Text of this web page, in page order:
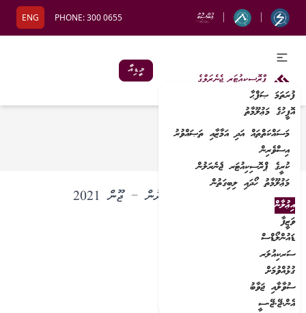
|
|
ENG PHONE:300 0655
ފުރަތަމަ ޞަފްޙާ
އޮފީހުގެ މަޢުލޫމާތު
މަސައްކަތްތައް އަދި އަމާޒާއި ތަޞައްވުރު
އިސްވެރިން
ކުރީގެ ޕްރޮސިކިއުޓަރ ޖެނެރަލުން
މަޢުލޫމާތު ހޯދައި ލިބިގަތުން
އިޢުލާން
ވަޒީފާ
ޑައުންލޯޑްސް
ސަރކިއުލަރ
ގުޅުއްވުމަށް
ސުވާލާއި ޖަވާބު
އެން.ޖޭ.ޖޭ.ސީ
މީޑިއާ
ފުރަތަމަ ޞަފްޙާ / އިޢުލާން
ޕްރޮކިއުމަންޓް މަޢުލޫމާތު ހާމަކުރުން – ޖޫން 2021
އިޢުލާން ކުރި ތާރީޚް: 11 ޖުލައި 2021
މުއްދަތު ހަމަވާ ތާރީޚް: 31 ޖުލައި 2021